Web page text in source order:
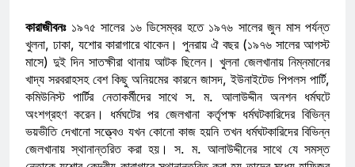
কারাজীবনঃ১৯৭৫ সালের ১৬ ডিসেম্বর হতে ১৯৭৬ সালের জুন মাস পর্যন্ত
খুলনা, ঢাকা, যশোর কারাগারে থাকেন। পুনরায় ঐ বছর (১৯৭৬ সালের আগস্ট
মাসে) দুই দিন সাতক্ষীরা থানায় আটক ছিলেন। খুলনা জেলখানায় নিম্নমানের
খাদ্য সরবরাহসহ বেশ কিছু অনিয়মের কারনে জাসদ, ইউনাইটেড পিপলস পার্টি,
কমিউনিস্ট পার্টির নেতাকর্মীদের সাথে স. ম. আলাউদ্দীন অনশন ধর্মঘটে
অংশগ্রহণ করেন। ধর্মঘটের পর জেলখানা কর্তৃপক্ষ ধর্মঘটকারিদের বিভিন্ন
ভয়ভীতি দেখানো সত্ত্বেও যখন কোনো কাজ হয়নি তখন ধর্মঘটকারিদের বিভিন্ন
জেলখানায় স্থানান্তরিত করা হয়। স. ম. আলাউদ্দীনের সাথে যে সমস্ত